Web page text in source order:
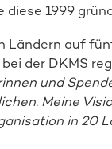
1999
Ländern auf
der DKMS
und
Meine
in 20